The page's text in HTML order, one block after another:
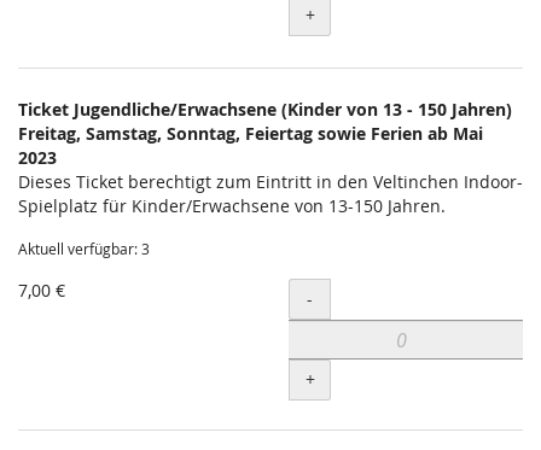
+
Ticket Jugendliche/Erwachsene (Kinder von 13 - 150 Jahren)
Freitag, Samstag, Sonntag, Feiertag sowie Ferien ab Mai
2023
Dieses Ticket berechtigt zum Eintritt in den Veltinchen Indoor-
Spielplatz für Kinder/Erwachsene von 13-150 Jahren.
Aktuell verfügbar: 3
7,00 € Menge
-
+